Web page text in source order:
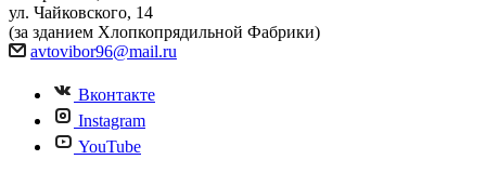
ул. Чайковского, 14
(за зданием Хлопкопрядильной Фабрики)
avtovibor96@mail.ru
Вконтакте
Instagram
YouTube